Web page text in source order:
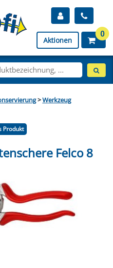
Aktionen
0
>Werkzeug
Produkt
Felco 8